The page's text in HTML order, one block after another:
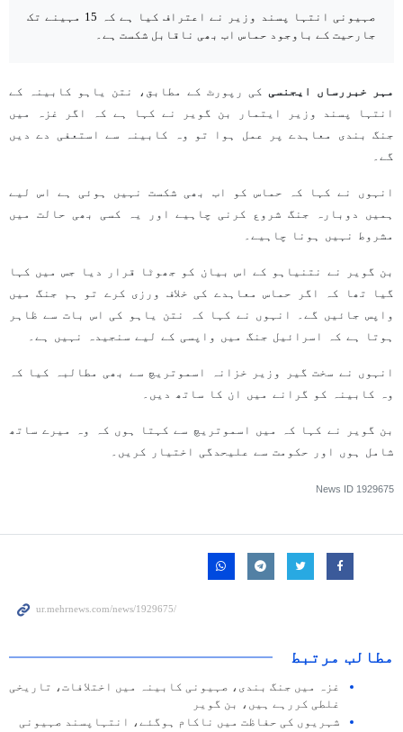
صہیونی انتہا پسند وزیر نے اعتراف کیا ہے کہ 15 مہینے تک
جارحیت کے باوجود حماس اب بھی ناقابل شکست ہے۔
مہر خبررساں ایجنسی کی رپورٹ کے مطابق، نتن یاہو کابینہ کے
انتہا پسند وزیر ایتمار بن گویر نے کہا ہے کہ اگر غزہ میں
جنگ بندی معاہدے پر عمل ہوا تو وہ کابینہ سے استعفی دے دیں
گے۔
انہوں نے کہا کہ حماس کو اب بھی شکست نہیں ہوئی ہے اس لیے
ہمیں دوبارہ جنگ شروع کرنی چاہیے اور یہ کسی بھی حالت میں
مشروط نہیں ہونا چاہیے۔
بن گویر نے نتنیاہو کے اس بیان کو جھوٹا قرار دیا جس میں کہا
گیا تھا کہ اگر حماس معاہدے کی خلاف ورزی کرے تو ہم جنگ میں
واپس جائیں گے۔ انہوں نے کہا کہ نتن یاہو کی اس بات سے ظاہر
ہوتا ہے کہ اسرائیل جنگ میں واپسی کے لیے سنجیدہ نہیں ہے۔
انہوں نے سخت گیر وزیر خزانہ اسموتریچ سے بھی مطالبہ کیا کہ
وہ کابینہ کو گرانے میں ان کا ساتھ دیں۔
بن گویر نے کہا کہ میں اسموتریچ سے کہتا ہوں کہ وہ میرے ساتھ
شامل ہوں اور حکومت سے علیحدگی اختیار کریں۔
News ID 1929675
مطالب مرتبط
غزہ میں جنگ بندی، صہیونی کابینہ میں اختلافات، تاریخی
غلطی کررہے ہیں، بن گویر
شہریوں کی حفاظت میں ناکام ہوگئے، انتہاپسند صہیونی